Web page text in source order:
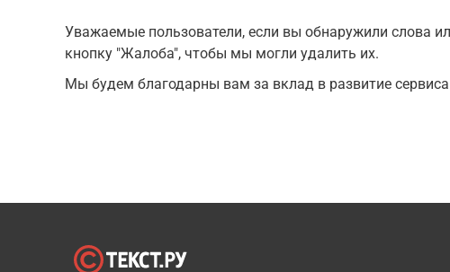
Уважаемые пользователи, если вы обнаружили слова
кнопку "Жалоба", чтобы мы могли удалить их.
Мы будем благодарны вам за вклад в развитие